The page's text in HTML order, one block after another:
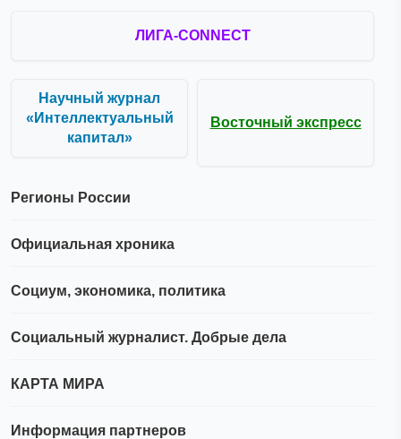
ЛИГА-CONNECT
Научный журнал
«Интеллектуальный
капитал»
Восточный экспресс
Регионы России
Официальная хроника
Социум, экономика, политика
Социальный журналист. Добрые дела
КАРТА МИРА
Информация партнеров